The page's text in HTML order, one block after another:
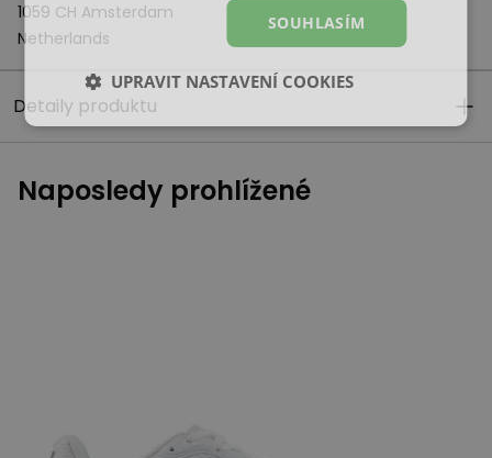
1059 CH Amsterdam
Netherlands
Detaily produktu
Naposledy prohlížené
SOUHLASÍM
UPRAVIT NASTAVENÍ COOKIES